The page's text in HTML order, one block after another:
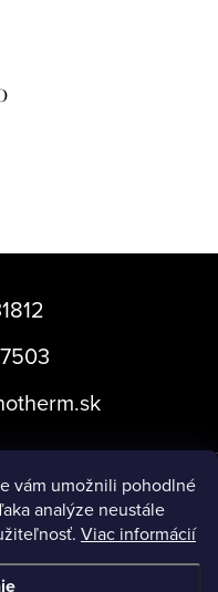
vám umožnili pohodlné
analýze neustále
Viac informácií